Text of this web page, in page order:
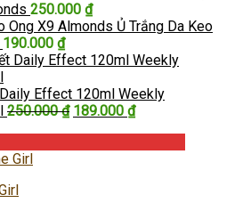
305.000 ₫.
250.000 ₫
Ủ Trắng Da Keo
190.000 ₫
Effect 120ml Weekly
250.000₫ Giá
189.000 ₫Giá